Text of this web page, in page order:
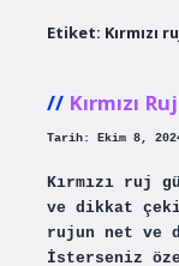
Etiket: Kırmızı
Kırmızı
Tarih: Ekim 8,
Kırmızı ruj
ve dikkat
rujun net ve
İsterseniz